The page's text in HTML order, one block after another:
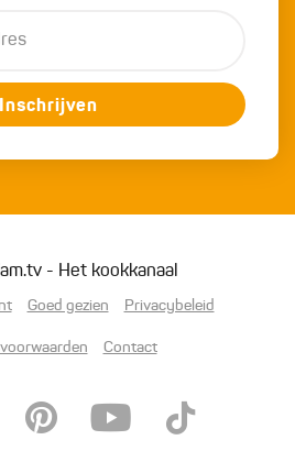
Inschrijven
- Het kookkanaal
Goed gezien Privacybeleid
Contact